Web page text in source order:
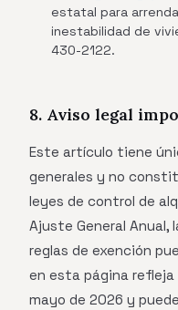
estatal para
inestabilidad de
430-2122.
8. Aviso legal
Este artículo tiene
generales y no
leyes de control de
Ajuste General
reglas de exención
en esta página
mayo de 2026 y